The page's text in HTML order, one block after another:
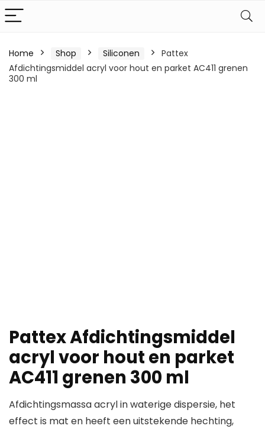
Home Shop Siliconen
Pattex
Afdichtingsmiddel acryl voor hout en parket AC411 grenen
300 ml
Pattex Afdichtingsmiddel
acryl voor hout en parket
AC411 grenen 300 ml
Afdichtingsmassa acryl in waterige dispersie, het
effect is mat en heeft een uitstekende hechting,